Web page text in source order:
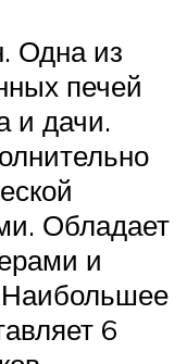
Одна из
печей
и дачи.
Обладает
и
Наибольшее
6